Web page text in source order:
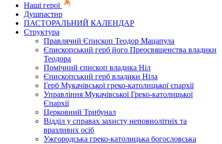
Наші герої
Душпастир
ПАСТОРАЛЬНИЙ КАЛЕНДАР
Структура
Правлячий Єпископ Теодор Мацапула
Єпископський герб його Преосвященства владики
Теодора
Помічний єпископ владика Ніл
Єпископський герб владики Ніла
Герб Мукачівської греко-католицької єпархії
Управління Мукачівської Греко-католицької
Єпархії
Церковний Трибунал
Відділ у справах захисту неповнолітніх та
вразливих осіб
Ужгородська греко-католицька богословська